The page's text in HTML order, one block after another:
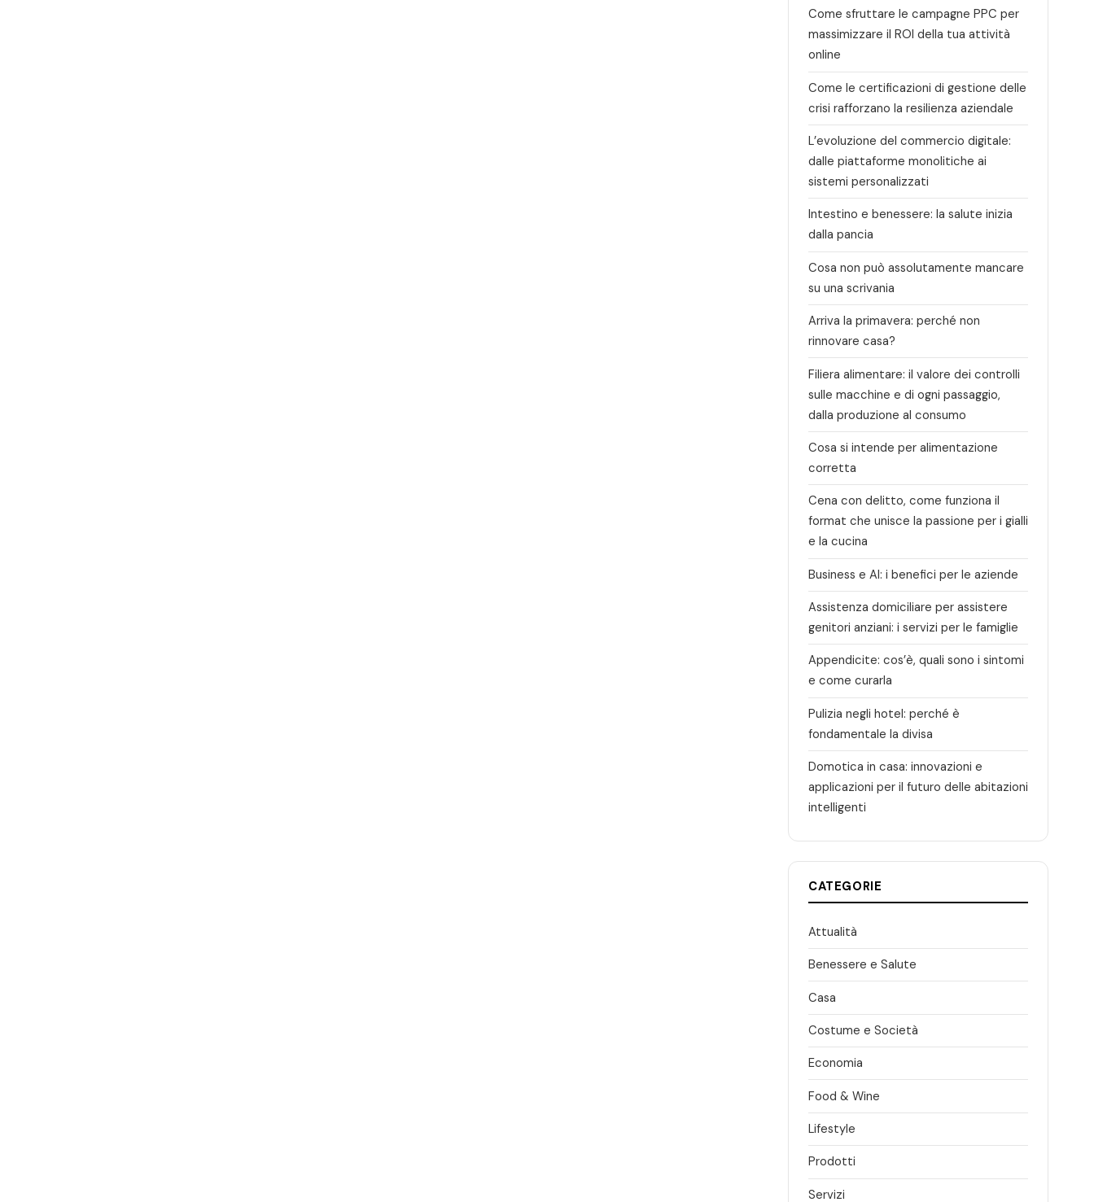
Come sfruttare le campagne PPC per
massimizzare il ROI della tua attività
online
Come le certificazioni di gestione delle
crisi rafforzano la resilienza aziendale
L’evoluzione del commercio digitale:
dalle piattaforme monolitiche ai
sistemi personalizzati
Intestino e benessere: la salute inizia
dalla pancia
Cosa non può assolutamente mancare
su una scrivania
Arriva la primavera: perché non
rinnovare casa?
Filiera alimentare: il valore dei controlli
sulle macchine e di ogni passaggio,
dalla produzione al consumo
Cosa si intende per alimentazione
corretta
Cena con delitto, come funziona il
format che unisce la passione per i gialli
e la cucina
Business e AI: i benefici per le aziende
Assistenza domiciliare per assistere
genitori anziani: i servizi per le famiglie
Appendicite: cos’è, quali sono i sintomi
e come curarla
Pulizia negli hotel: perché è
fondamentale la divisa
Domotica in casa: innovazioni e
applicazioni per il futuro delle abitazioni
intelligenti
CATEGORIE
Attualità
Benessere e Salute
Casa
Costume e Società
Economia
Food & Wine
Lifestyle
Prodotti
Servizi